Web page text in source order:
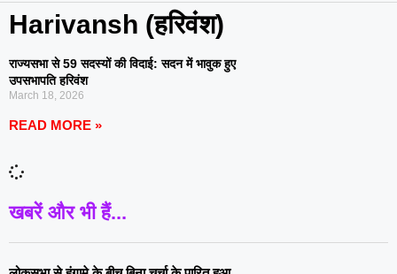
Harivansh (हरिवंश)
राज्यसभा से 59 सदस्यों की विदाई: सदन में भावुक हुए
उपसभापति हरिवंश
March 18, 2026
READ MORE »
खबरें और भी हैं...